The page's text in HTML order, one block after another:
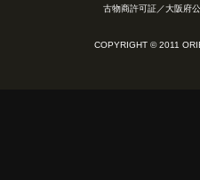
古物商許可証／大阪
COPYRIGHT © 2011